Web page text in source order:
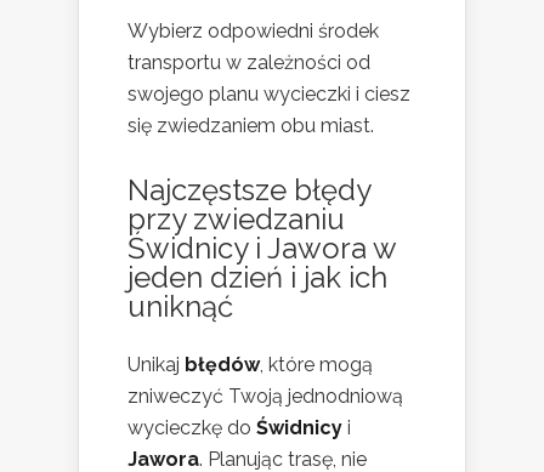
Wybierz odpowiedni środek
transportu w zależności od
swojego planu wycieczki i ciesz
się zwiedzaniem obu miast.
Najczęstsze błędy
przy zwiedzaniu
Świdnicy i Jawora w
jeden dzień i jak ich
uniknąć
Unikaj błędów, które mogą
zniweczyć Twoją jednodniową
wycieczkę do Świdnicy i
Jawora. Planując trasę, nie